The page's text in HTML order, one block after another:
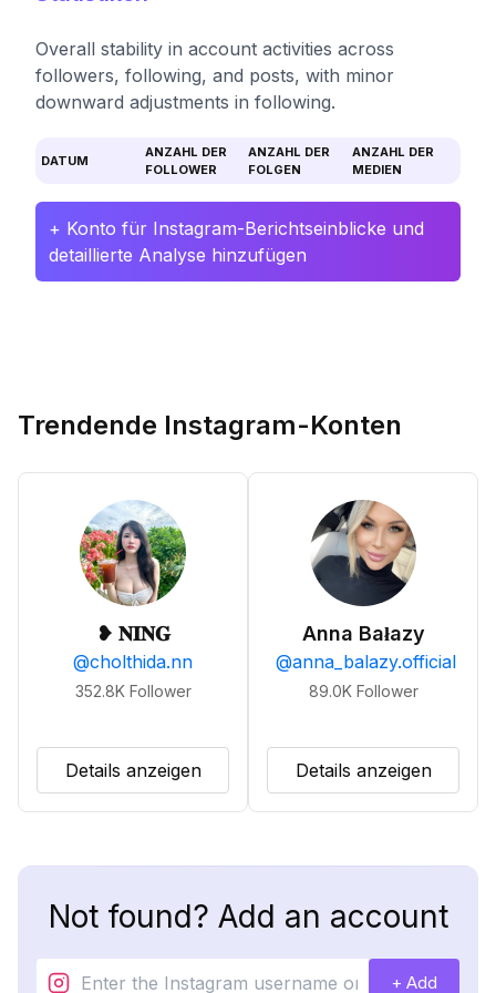
Overall stability in account activities across
followers, following, and posts, with minor
downward adjustments in following.
DATUM
ANZAHL DER
FOLLOWER
ANZAHL DER
FOLGEN
ANZAHL DER
MEDIEN
+ Konto für Instagram-Berichtseinblicke und
detaillierte Analyse hinzufügen
Trendende Instagram-Konten
❥ 𝐍𝐈𝐍𝐆
@cholthida.nn
352.8K Follower
Details anzeigen
Anna Bałazy
@anna_balazy.official
89.0K Follower
Details anzeigen
Not found? Add an account
+ Add